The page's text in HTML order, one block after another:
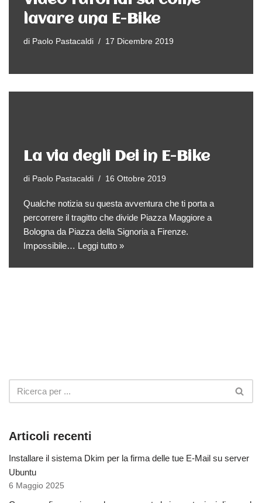
lavare una E-Bike
di Paolo Pastacaldi 17 Dicembre 2019
La via degli Dei in E-Bike
di Paolo Pastacaldi 16 Ottobre 2019
Qualche notizia su questa avventura che ti porta a
percorrere il tragitto che divide Piazza Maggiore a
Bologna da Piazza della Signoria a Firenze.
Impossibile… Leggi tutto »
Articoli recenti
Installare il sistema Dkim per la firma delle tue E-Mail su server
Ubuntu
6 Maggio 2025